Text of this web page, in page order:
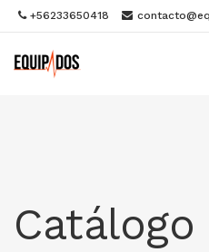
+56233650418
Catálogo